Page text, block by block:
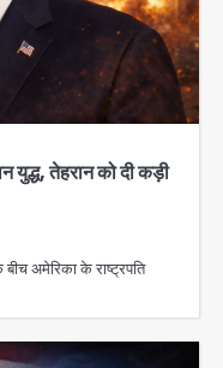
युद्ध, तेहरान को दी कड़ी
अमेरिका के राष्ट्रपति